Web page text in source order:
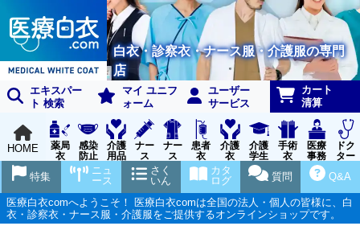
白衣・診察衣・ナース服・介護服の専門
店
エキスパー
ト 検索
マイ ユニフ
ォーム
ユーザー
サービス
カート
清算
HOME
薬局
衣
感染
防止
用品
介護
用品
ナー
ス
グッ
ズ
ナー
ス
ウェ
ア
患者
衣
介護
衣
介護
学生
実習
衣
手術
衣
医療
事務
受付
ドク
ター
ア
Q&A
質問
カタ
ログ
さく
いん
ニュ
ース
特集
医療白衣comへようこそ！ 医療白衣comは全国の法人・個人の皆様に、白
衣・診察衣・ナース服・介護服をご提供するオンラインショップです。